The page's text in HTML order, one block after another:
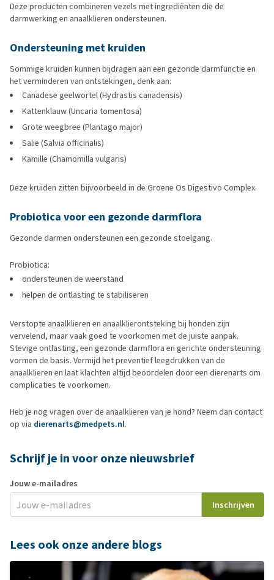
Deze producten combineren vezels met ingrediënten die de
darmwerking en anaalklieren ondersteunen.
Ondersteuning met kruiden
Sommige kruiden kunnen bijdragen aan een gezonde darmfunctie en
het verminderen van ontstekingen, denk aan:
Canadese geelwortel (Hydrastis canadensis)
Kattenklauw (Uncaria tomentosa)
Grote weegbree (Plantago major)
Salie (Salvia officinalis)
Kamille (Chamomilla vulgaris)
Deze kruiden zitten bijvoorbeeld in de Groene Os Digestivo Complex.
Probiotica voor een gezonde darmflora
Gezonde darmen ondersteunen een gezonde stoelgang.
Probiotica:
ondersteunen de weerstand
helpen de ontlasting te stabiliseren
Verstopte anaalklieren en anaalklierontsteking bij honden zijn
vervelend, maar vaak goed te voorkomen met de juiste aanpak.
Stevige ontlasting, een gezonde darmflora en gerichte ondersteuning
vormen de basis. Vermijd het preventief leegdrukken van de
anaalklieren en laat klachten altijd beoordelen door een dierenarts om
complicaties te voorkomen.
Heb je nog vragen over de anaalklieren van je hond? Neem dan contact
op via dierenarts@medpets.nl.
Schrijf je in voor onze nieuwsbrief
Jouw e-mailadres
Inschrijven
Lees ook onze andere blogs